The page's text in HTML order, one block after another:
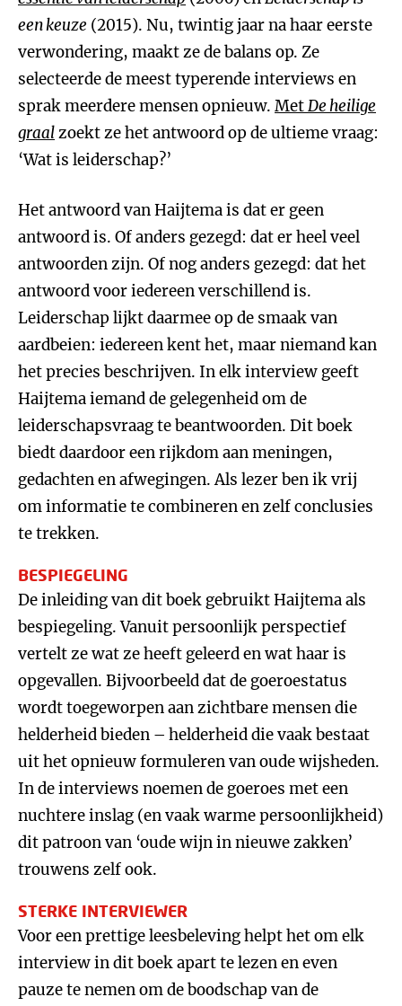
een keuze (2015). Nu, twintig jaar na haar eerste
verwondering, maakt ze de balans op. Ze
selecteerde de meest typerende interviews en
sprak meerdere mensen opnieuw. MetDe heilige
graalzoekt ze het antwoord op de ultieme vraag:
‘Wat is leiderschap?’
Het antwoord van Haijtema is dat er geen
antwoord is. Of anders gezegd: dat er heel veel
antwoorden zijn. Of nog anders gezegd: dat het
antwoord voor iedereen verschillend is.
Leiderschap lijkt daarmee op de smaak van
aardbeien: iedereen kent het, maar niemand kan
het precies beschrijven. In elk interview geeft
Haijtema iemand de gelegenheid om de
leiderschapsvraag te beantwoorden. Dit boek
biedt daardoor een rijkdom aan meningen,
gedachten en afwegingen. Als lezer ben ik vrij
om informatie te combineren en zelf conclusies
te trekken.
BESPIEGELING
De inleiding van dit boek gebruikt Haijtema als
bespiegeling. Vanuit persoonlijk perspectief
vertelt ze wat ze heeft geleerd en wat haar is
opgevallen. Bijvoorbeeld dat de goeroestatus
wordt toegeworpen aan zichtbare mensen die
helderheid bieden – helderheid die vaak bestaat
uit het opnieuw formuleren van oude wijsheden.
In de interviews noemen de goeroes met een
nuchtere inslag (en vaak warme persoonlijkheid)
dit patroon van ‘oude wijn in nieuwe zakken’
trouwens zelf ook.
STERKE INTERVIEWER
Voor een prettige leesbeleving helpt het om elk
interview in dit boek apart te lezen en even
pauze te nemen om de boodschap van de